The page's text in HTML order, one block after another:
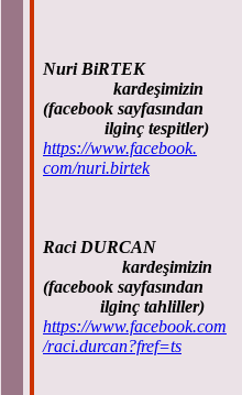
Nuri BiRTEK
kardeşimizin
(facebook sayfasından
ilginç tespitler)
https://www.facebook.
com/nuri.birtek
Raci DURCAN
kardeşimizin
(facebook sayfasından
ilginç tahliller)
https://www.facebook.com
/raci.durcan?fref=ts